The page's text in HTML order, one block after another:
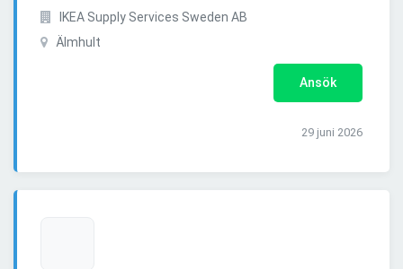
IKEA Supply Services Sweden AB
Älmhult
Ansök
29 juni 2026